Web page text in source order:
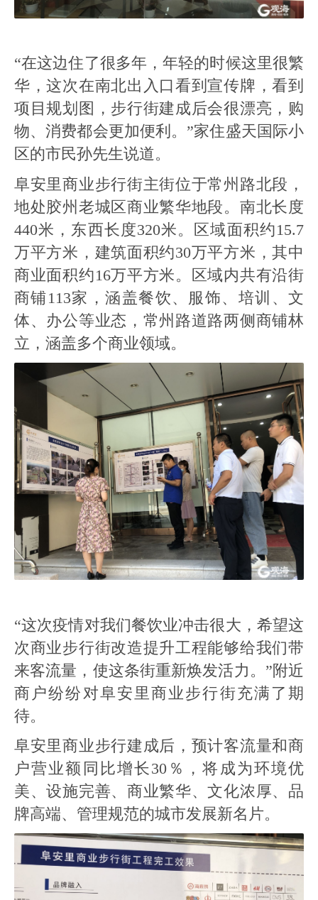
“在这边住了很多年，年轻的时候这里很繁
华，这次在南北出入口看到宣传牌，看到
项目规划图，步行街建成后会很漂亮，购
物、消费都会更加便利。”家住盛天国际小
区的市民孙先生说道。
阜安里商业步行街主街位于常州路北段，
地处胶州老城区商业繁华地段。南北长度
440米，东西长度320米。区域面积约15.7
万平方米，建筑面积约30万平方米，其中
商业面积约16万平方米。区域内共有沿街
商铺113家，涵盖餐饮、服饰、培训、文
体、办公等业态，常州路道路两侧商铺林
立，涵盖多个商业领域。
“这次疫情对我们餐饮业冲击很大，希望这
次商业步行街改造提升工程能够给我们带
来客流量，使这条街重新焕发活力。”附近
商户纷纷对阜安里商业步行街充满了期
待。
阜安里商业步行建成后，预计客流量和商
户营业额同比增长30％，将成为环境优
美、设施完善、商业繁华、文化浓厚、品
牌高端、管理规范的城市发展新名片。